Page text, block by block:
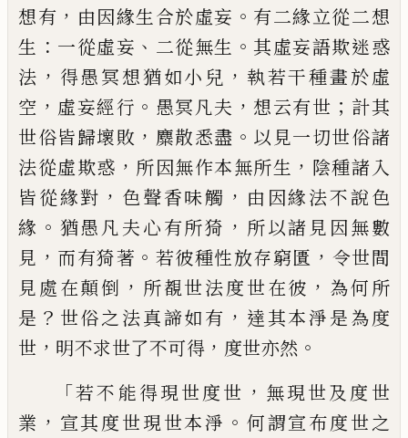
想有 ， 由因緣生合於虛妄 。 有二緣立從二想
生 ： 一從虛妄 、 二從無生 。其虛妄語欺迷惑
法 ， 得愚冥想猶如小兒 ， 執若干種畫於虛
空 ， 虛妄經行 。 愚冥凡夫 ， 想云有世 ； 計其
世俗皆歸壞敗 ， 麋散悉盡 。 以見一切世俗諸
法從虛欺惑 ， 所因無作本無所生 ， 陰種諸入
皆從緣對 ， 色聲香味觸 ， 由因緣法不說色
緣 。 猶愚凡夫心有所猗 ， 所以諸見因無數
見 ， 而有猗著 。 若彼種性放存窮匱 ， 令世間
見處在顛倒 ， 所覩世法度世在彼 ， 為何所
是 ？ 世俗之法真諦如有 ， 達其本淨是為度
世 ， 明不求世了不可得 ， 度世亦然 。
「若不能得現世度世 ， 無現世及度世
業 ， 宣其度世現世本淨 。 何謂宣布度世之